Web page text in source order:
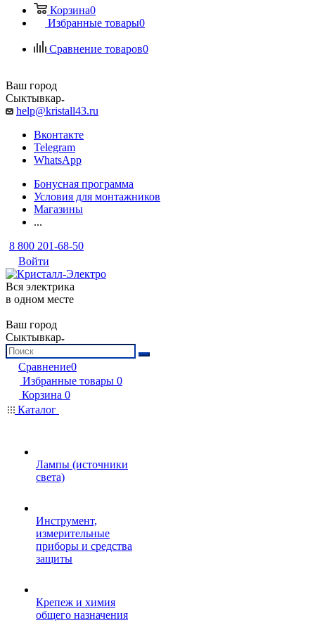
Корзина0
Избранные товары0
Сравнение товаров0
Ваш город
Сыктывкар
help@kristall43.ru
Вконтакте
Telegram
WhatsApp
Бонусная программа
Условия для монтажников
Магазины
...
8 800 201-68-50
Войти
Вся электрика
в одном месте
Ваш город
Сыктывкар
Сравнение0
Избранные товары 0
Корзина 0
Каталог
Лампы (источники
света)
Инструмент,
измерительные
приборы и средства
защиты
Крепеж и химия
общего назначения